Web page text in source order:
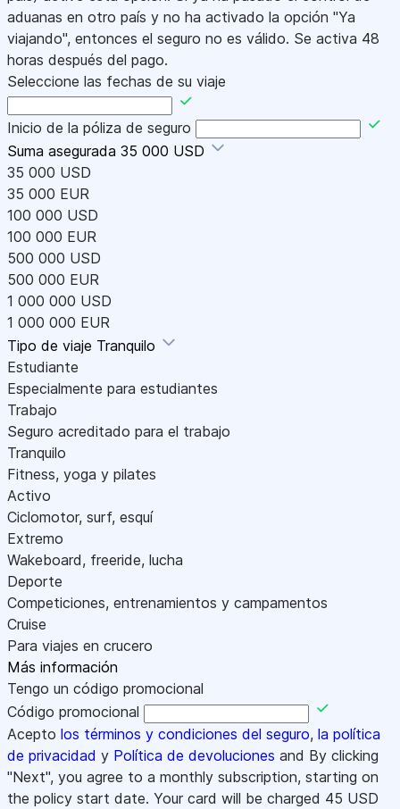
aduanas en otro país y no ha activado la opción "Ya
viajando", entonces el seguro no es válido. Se activa 48
horas después del pago.
Seleccione las fechas de su viaje
Inicio de la póliza de seguro
Suma asegurada 35 000 USD
35 000 USD
35 000 EUR
100 000 USD
100 000 EUR
500 000 USD
500 000 EUR
1 000 000 USD
1 000 000 EUR
Tipo de viaje Tranquilo
Estudiante
Especialmente para estudiantes
Trabajo
Seguro acreditado para el trabajo
Tranquilo
Fitness, yoga y pilates
Activo
Ciclomotor, surf, esquí
Extremo
Wakeboard, freeride, lucha
Deporte
Competiciones, entrenamientos y campamentos
Cruise
Para viajes en crucero
Más información
Tengo un código promocional
Código promocional
Acepto los términos y condiciones del seguro, la política
de privacidad y Política de devoluciones and By clicking
"Next", you agree to a monthly subscription, starting on
the policy start date. Your card will be charged 45 USD